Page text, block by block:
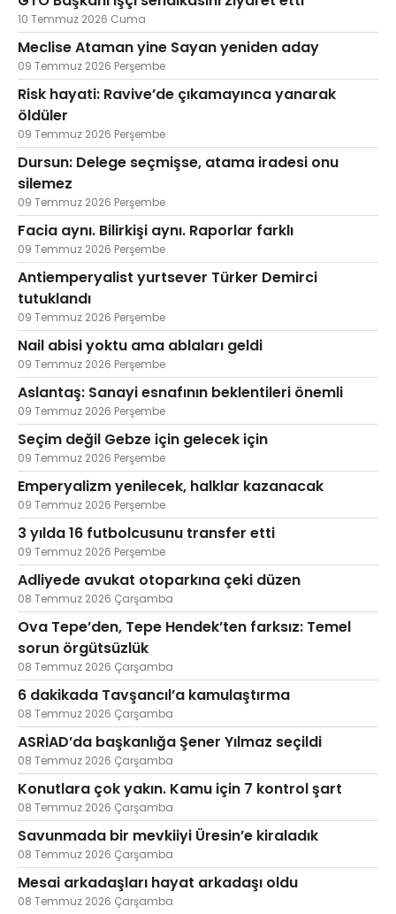
10 Temmuz 2026 Cuma
Meclise Ataman yine Sayan yeniden aday
09 Temmuz 2026 Perşembe
Risk hayati: Ravive’de çıkamayınca yanarak
öldüler
09 Temmuz 2026 Perşembe
Dursun: Delege seçmişse, atama iradesi onu
silemez
09 Temmuz 2026 Perşembe
Facia aynı. Bilirkişi aynı. Raporlar farklı
09 Temmuz 2026 Perşembe
Antiemperyalist yurtsever Türker Demirci
tutuklandı
09 Temmuz 2026 Perşembe
Nail abisi yoktu ama ablaları geldi
09 Temmuz 2026 Perşembe
Aslantaş: Sanayi esnafının beklentileri önemli
09 Temmuz 2026 Perşembe
Seçim değil Gebze için gelecek için
09 Temmuz 2026 Perşembe
Emperyalizm yenilecek, halklar kazanacak
09 Temmuz 2026 Perşembe
3 yılda 16 futbolcusunu transfer etti
09 Temmuz 2026 Perşembe
Adliyede avukat otoparkına çeki düzen
08 Temmuz 2026 Çarşamba
Ova Tepe’den, Tepe Hendek’ten farksız: Temel
sorun örgütsüzlük
08 Temmuz 2026 Çarşamba
6 dakikada Tavşancıl’a kamulaştırma
08 Temmuz 2026 Çarşamba
ASRİAD’da başkanlığa Şener Yılmaz seçildi
08 Temmuz 2026 Çarşamba
Konutlara çok yakın. Kamu için 7 kontrol şart
08 Temmuz 2026 Çarşamba
Savunmada bir mevkiiyi Üresin’e kiraladık
08 Temmuz 2026 Çarşamba
Mesai arkadaşları hayat arkadaşı oldu
08 Temmuz 2026 Çarşamba